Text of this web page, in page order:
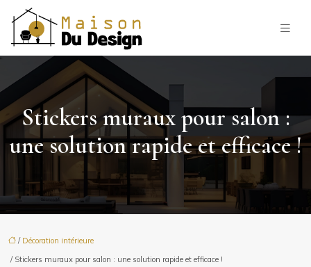
Stickers muraux pour salon :
une solution rapide et efficace !
/ Décoration intérieure
/ Stickers muraux pour salon : une solution rapide et efficace !